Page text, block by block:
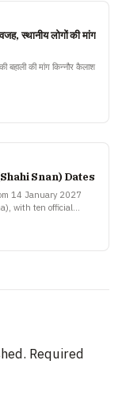
स्थानीय लोगों की मांग
बहाली की मांग किन्नौर कैलाश
Snan) Dates
14 January 2027
with ten official
Required